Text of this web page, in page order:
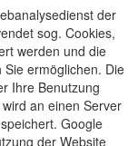
der
sog. Cookies,
werden und die
ermöglichen. Die
Ihre Benutzung
an einen Server
Google
der Website